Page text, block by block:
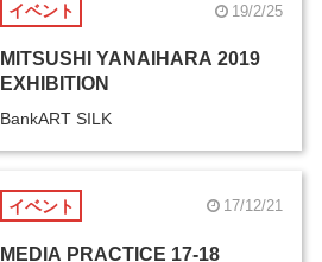
イベント 19/2/25
MITSUSHI YANAIHARA 2019
EXHIBITION
BankART SILK
イベント 17/12/21
MEDIA PRACTICE 17-18